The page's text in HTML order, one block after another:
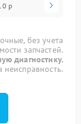
р
без учета
запчастей.
диагностику.